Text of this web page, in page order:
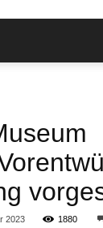
2023 1880